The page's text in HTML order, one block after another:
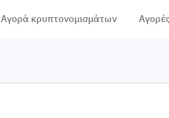
Αγορά κρυπτονομισμάτων